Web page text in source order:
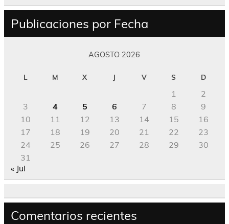
Publicaciones por Fecha
AGOSTO 2026
L M X J V S D
1
2
3
4 5 6 7 8
9
10
11 12 13 14 15
16
17
18 19 20 21 22
23
24
25 26 27 28 29
30
31
« Jul
Comentarios recientes